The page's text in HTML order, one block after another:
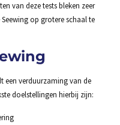
van deze tests bleken zeer
op grotere schaal te
een verduurzaming van de
doelstellingen hierbij zijn: